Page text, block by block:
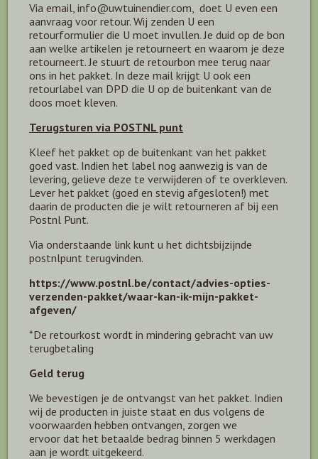
Via email, info@uwtuinendier.com, doet U even een
aanvraag voor retour. Wij zenden U een
retourformulier die U moet invullen. Je duid op de bon
aan welke artikelen je retourneert en waarom je deze
retourneert. Je stuurt de retourbon mee terug naar
ons in het pakket. In deze mail krijgt U ook een
retourlabel van DPD die U op de buitenkant van de
doos moet kleven.
Terugsturen via POSTNL punt
Kleef het pakket op de buitenkant van het pakket
goed vast. Indien het label nog aanwezig is van de
levering, gelieve deze te verwijderen of te overkleven.
Lever het pakket (goed en stevig afgesloten!) met
daarin de producten die je wilt retourneren af bij een
Postnl Punt.
Via onderstaande link kunt u het dichtsbijzijnde
postnlpunt terugvinden.
https://www.postnl.be/contact/advies-opties-
verzenden-pakket/waar-kan-ik-mijn-pakket-
afgeven/
*De retourkost wordt in mindering gebracht van uw
terugbetaling
Geld terug
We bevestigen je de ontvangst van het pakket. Indien
wij de producten in juiste staat en dus volgens de
voorwaarden hebben ontvangen, zorgen we
ervoor dat het betaalde bedrag binnen 5 werkdagen
aan je wordt uitgekeerd.